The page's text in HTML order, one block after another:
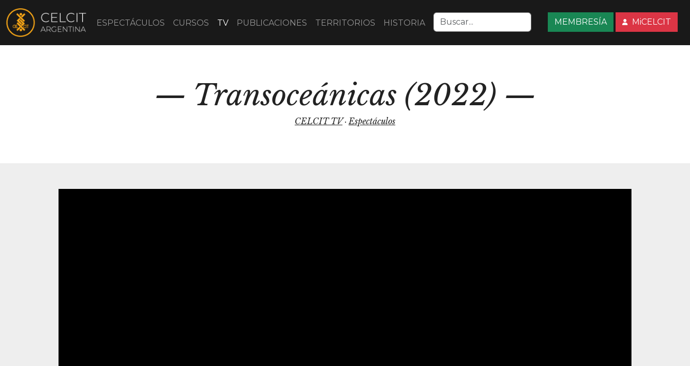
MEMBRESÍA MiCELCIT
ESPECTÁCULOS CURSOS TV PUBLICACIONES TERRITORIOS HISTORIA
Transoceánicas (2022)
CELCIT TV·Espectáculos